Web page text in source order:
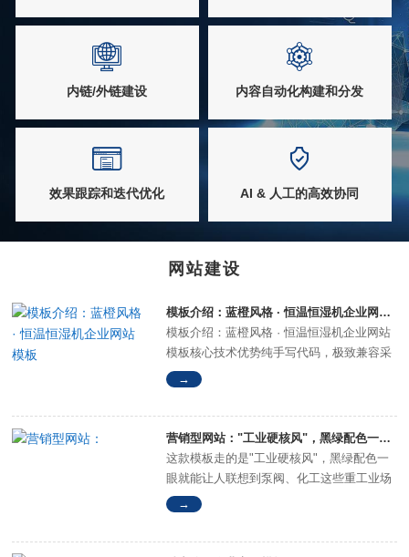
内链/外链建设 内容自动化构建和分发
效果跟踪和迭代优化 AI & 人工的高效协同
网站建设
模板介绍：蓝橙风格 · 恒温恒湿机企业网站模板
模板介绍：蓝橙风格 · 恒温恒湿机企业网站
模板核心技术优势纯手写代码，极致兼容采
用纯手工编写 DIV+CSS 架构，代码精简高
Chrome、360···
→
营销型网站："工业硬核风"，黑绿配色一眼就能让人联想到泵阀行业
这款模板走的是"工业硬核风"，黑绿配色一
眼就能让人联想到泵阀、化工这些重工业场
景。说白了，就是把工厂车间的专业感直接
→